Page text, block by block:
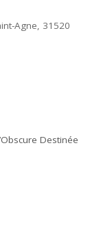
Agne, 31520
Destinée